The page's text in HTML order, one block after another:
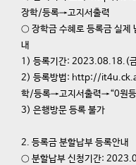
장학/등록→고지서출력
○ 장학금 수혜로 등록금 실제
내
1) 등록기간: 2023.08.18.(
2) 등록방법: http://
학/등록→고지서출력→“0원등
3) 은행방문 등록 불가
2. 등록금 분할납부 등록안내
○ 분할납부 신청기간: